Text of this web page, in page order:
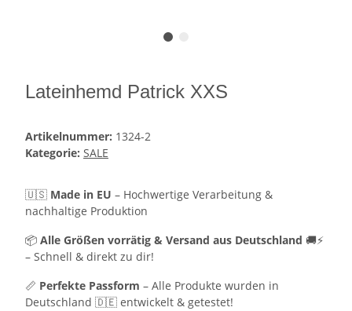
Lateinhemd Patrick XXS
Artikelnummer: 1324-2
Kategorie: SALE
🇺🇸 Made in EU – Hochwertige Verarbeitung &
nachhaltige Produktion
📦 Alle Größen vorrätig & Versand aus Deutschland 🚚⚡
– Schnell & direkt zu dir!
📏 Perfekte Passform – Alle Produkte wurden in
Deutschland 🇩🇪 entwickelt & getestet!